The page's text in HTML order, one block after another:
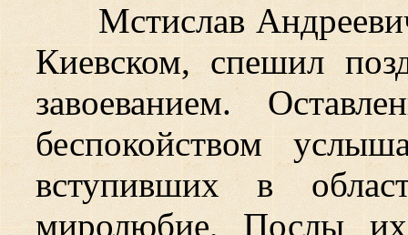
Мстислав
Киевском, спешил
завоеванием.
беспокойством
вступивших в
миролюбие, Послы